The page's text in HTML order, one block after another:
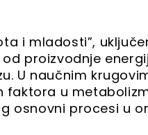
i mladosti”,
proizvodnje
U naučnim
faktora u
osnovni procesi u